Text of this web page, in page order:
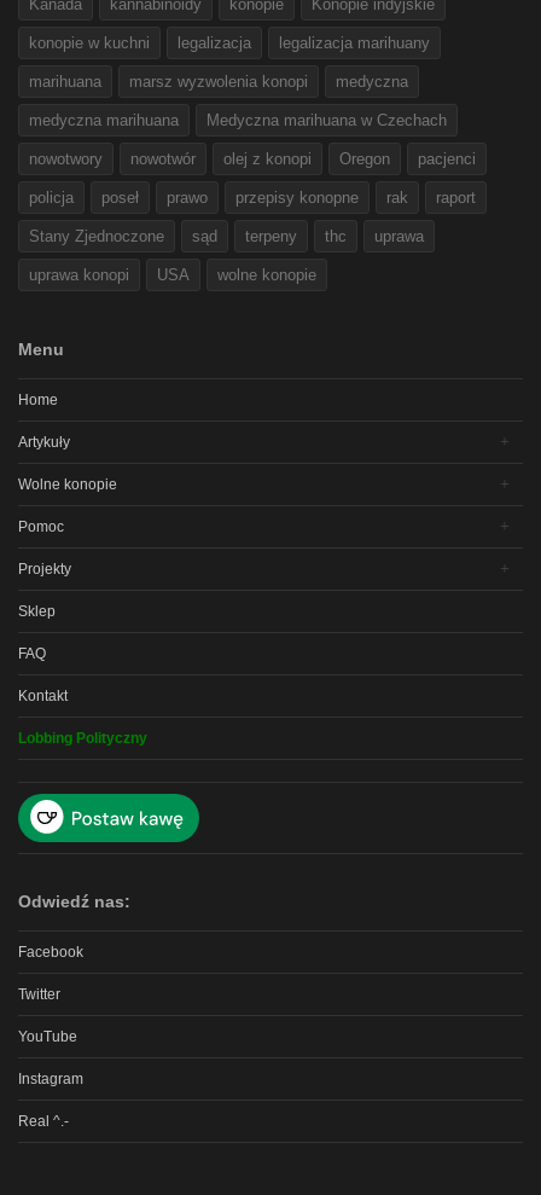
Kanada kannabinoidy konopie Konopie indyjskie
konopie w kuchni legalizacja legalizacja marihuany
marihuana marsz wyzwolenia konopi medyczna
medyczna marihuana Medyczna marihuana w Czechach
nowotwory nowotwór olej z konopi Oregon pacjenci
policja poseł prawo przepisy konopne rak raport
Stany Zjednoczone sąd terpeny thc uprawa
uprawa konopi USA wolne konopie
Menu
Home
Artykuły
Wolne konopie
Pomoc
Projekty
Sklep
FAQ
Kontakt
Lobbing Polityczny
Odwiedź nas:
Facebook
Twitter
YouTube
Instagram
Real ^.-